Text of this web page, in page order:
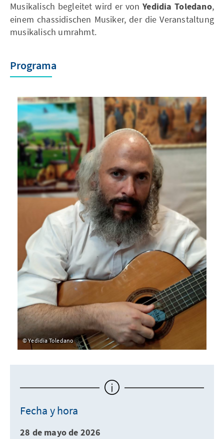
Musikalisch begleitet wird er vonYedidia Toledano,
einem chassidischen Musiker, der die Veranstaltung
musikalisch umrahmt.
Programa
Yedidia Toledano
Fecha y hora
28 de mayo de 2026